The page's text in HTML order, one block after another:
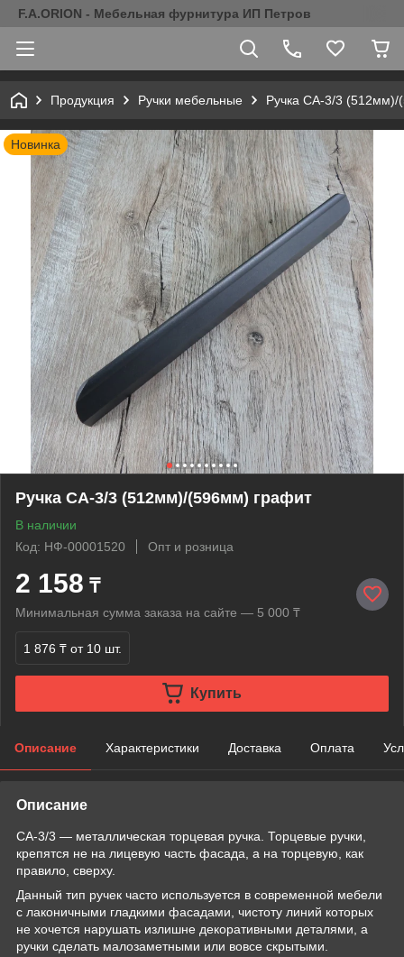
F.A.ORION - Мебельная фурнитура ИП Петров
Продукция Ручки мебельные Ручка СА-3/3 (512мм)/
Новинка
Ручка СА-3/3 (512мм)/(596мм) графит
В наличии
Код: НФ-00001520
Опт и розница
2 158 ₸
Минимальная сумма заказа на сайте — 5 000 ₸
1 876 ₸ от 10 шт.
Купить
Описание Характеристики Доставка Оплата
Описание
СА-3/3 — металлическая торцевая ручка. Торцевые ручки,
крепятся не на лицевую часть фасада, а на торцевую, как
правило, сверху.
Данный тип ручек часто используется в современной мебели
с лаконичными гладкими фасадами, чистоту линий которых
не хочется нарушать излишне декоративными деталями, а
ручки сделать малозаметными или вовсе скрытыми.